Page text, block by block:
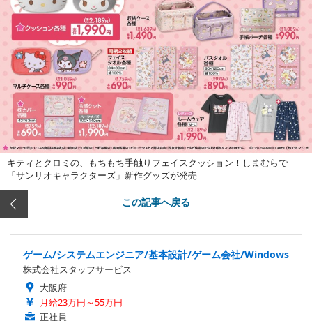
キティとクロミの、もちもち手触りフェイスクッション！しまむらで
「サンリオキャラクターズ」新作グッズが発売
この記事へ戻る
ゲーム/システムエンジニア/基本設計/ゲーム会社/Windows
株式会社スタッフサービス
大阪府
月給23万円～55万円
正社員